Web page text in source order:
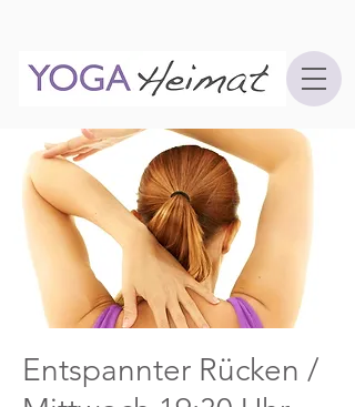
Entspannter Rücken /